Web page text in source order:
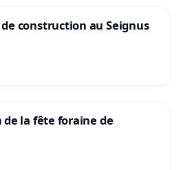
construction au Seignus
la fête foraine de